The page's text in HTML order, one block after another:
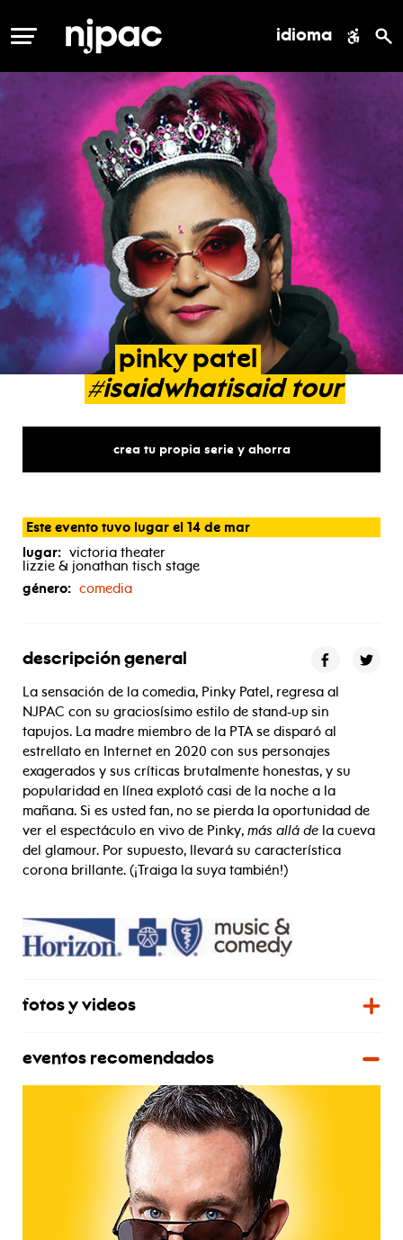
MENÚ idioma
pinky patel
#isaidwhatisaid tour
crea tu propia serie y ahorra
Este evento tuvo lugar el 14 de mar
lugar: victoria theater
lizzie & jonathan tisch stage
género: comedia
descripción general
La sensación de la comedia, Pinky Patel, regresa al
NJPAC con su graciosísimo estilo de stand-up sin
tapujos. La madre miembro de la PTA se disparó al
estrellato en Internet en 2020 con sus personajes
exagerados y sus críticas brutalmente honestas, y su
popularidad en línea explotó casi de la noche a la
mañana. Si es usted fan, no se pierda la oportunidad de
ver el espectáculo en vivo de Pinky, más allá de la cueva
del glamour. Por supuesto, llevará su característica
corona brillante. (¡Traiga la suya también!)
fotos y videos
eventos recomendados